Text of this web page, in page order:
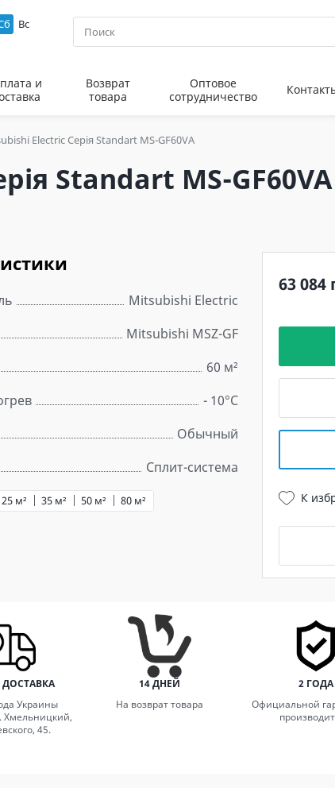
Вс
и
Возврат
товара
Оптовое
сотрудничество
Electric Серія Standart MS-GF60VA
Standart MS-GF60VA
Mitsubishi Electric
Mitsubishi MSZ-GF
60 м²
- 10°C
Обычный
Сплит-система
25 м² 35 м² 50 м² 80 м²
63 084
К
Украины
Хмельницкий,
45.
14 ДНЕЙ
На возврат товара
2 ГОДА
Официальной